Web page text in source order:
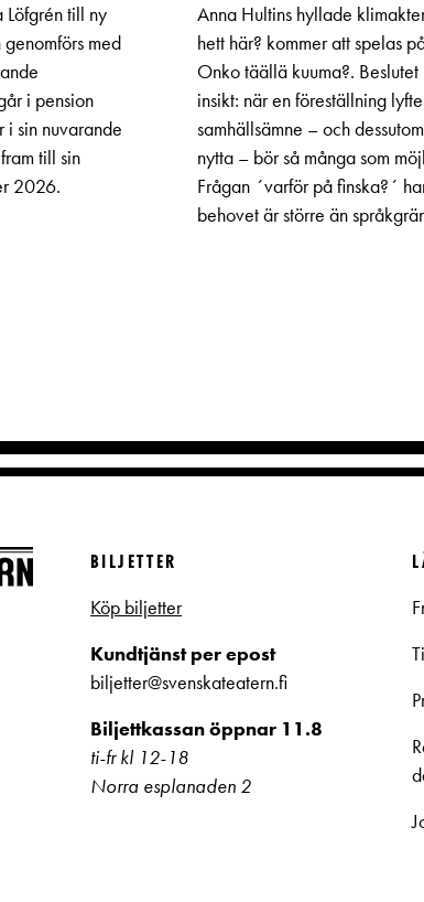
Löfgrén till ny
med
i pension
i sin nuvarande
till sin
2026.
Anna Hultins hyllade
hett här? kommer att spelas
Onko täällä kuuma?.
insikt: när en föreställning
samhällsämne – och
nytta – bör så många som
Frågan ´varför på finska?´
behovet är större än
BILJETTER
Köp biljetter
Kundtjänst per epost
biljetter@svenskateatern.fi
Biljettkassan öppnar 11.8
ti-fr kl 12-18
Norra esplanaden 2